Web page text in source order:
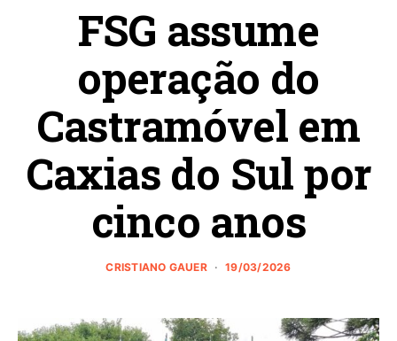
FSG assume
operação do
Castramóvel em
Caxias do Sul por
cinco anos
CRISTIANO GAUER 19/03/2026